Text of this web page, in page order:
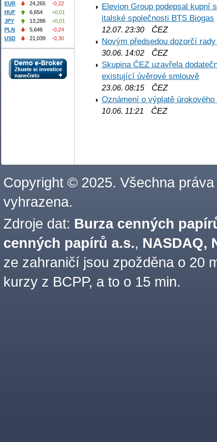
Elevion Group podepsal kupní
italské společnosti BTS Biogas
12.07. 23:30 ČEZ
Novým předsedou dozorčí
30.06. 14:02 ČEZ
Skupina ČEZ uzavřela
existující úvěrové smlouvě
23.06. 08:15 ČEZ
Oznámení o výplatě
10.06. 11:21 ČEZ
EUR 24,265
-0,22
HUF
6,654
+0,01
JPY
13,286
+0,01
PLN
5,646
-0,24
USD
21,039 -0,30
Copyright © 2025. Všechna práva
vyhrazena.
Zdroje dat: Burza cenných
cenných papírů a.s., NASDAQ,
ze zahraničí jsou zpožděna o 20
kurzy z BCPP, a to o 15 min.